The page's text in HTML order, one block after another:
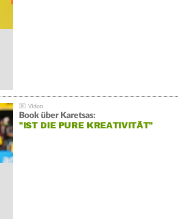
Book über Karetsas:
"IST DIE PURE KREATIVITÄT"